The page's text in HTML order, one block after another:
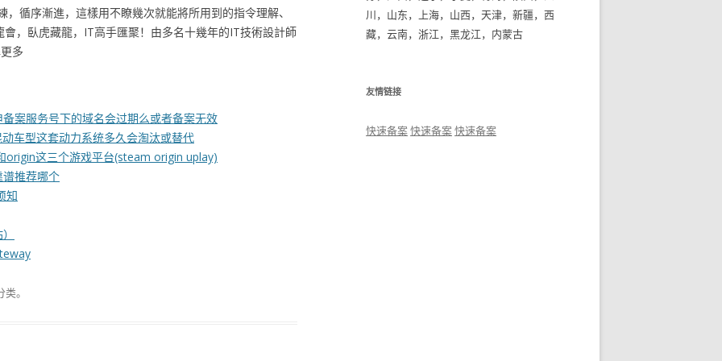
循序漸進，這樣用不瞭幾次就能將所用到的指令理解、
會，臥虎藏龍，IT高手匯聚！由多名十幾年的IT技術設計師
多
案服务号下的域名会过期么或者备案无效
车型这套动力系统多久会淘汰或替代
origin这三个游戏平台(steam origin uplay)
推荐哪个
知
类。
川，山东，上海，山西，天津，新疆，西
藏，云南，浙江，黑龙江，内蒙古
友情链接
快速备案快速备案快速备案